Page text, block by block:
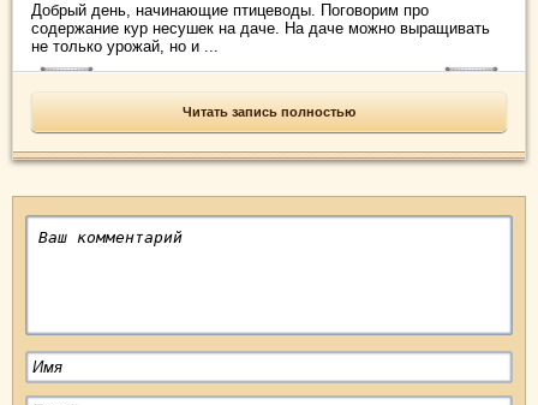
Добрый день, начинающие птицеводы. Поговорим про
содержание кур несушек на даче. На даче можно выращивать
не только урожай, но и ...
Читать запись полностью